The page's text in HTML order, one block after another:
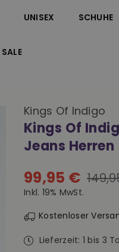
UNISEX SCHUHE
SALE
Kings Of Indigo
Kings Of
Jeans
Normaler
Preis
99,95 €
Inkl. 19% MwSt.
Kostenloser
Lieferzeit: 1 bis 3